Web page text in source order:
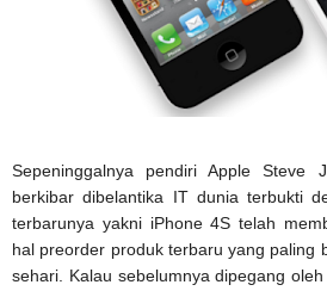
Sepeninggalnya pendiri Apple Steve
berkibar dibelantika IT dunia terbukti
terbarunya yakni iPhone 4S telah
hal preorder produk terbaru yang paling
sehari. Kalau sebelumnya dipegang